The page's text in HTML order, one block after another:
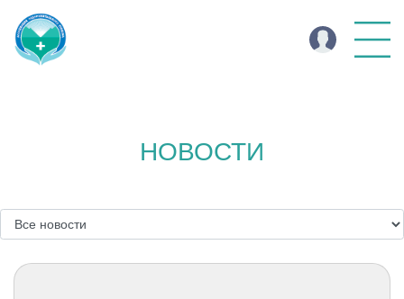
НОВОСТИ